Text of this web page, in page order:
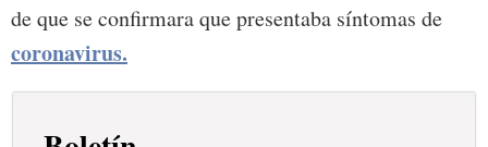
de que se confirmara que presentaba síntomas de
coronavirus.